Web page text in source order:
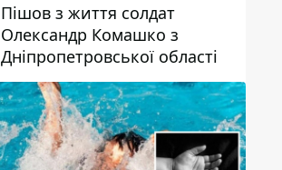
Пішов з життя солдат
Олександр Комашко з
Дніпропетровської області